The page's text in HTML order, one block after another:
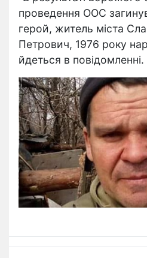
проведення ООС
герой, житель міста
Петрович, 1976 року
йдеться в повідомленні.